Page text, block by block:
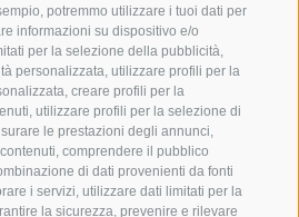
potremmo utilizzare i tuoi dati per
informazioni su dispositivo e/o
per la selezione della pubblicità,
personalizzata, utilizzare profili per la
creare profili per la
utilizzare profili per la selezione di
le prestazioni degli annunci,
comprendere il pubblico
di dati provenienti da fonti
i servizi, utilizzare dati limitati per la
la sicurezza, prevenire e rilevare